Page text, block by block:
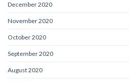
December 2020
November 2020
October 2020
September 2020
August 2020